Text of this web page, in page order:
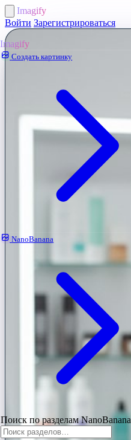
Imagify
Войти Зарегистрироваться
Imagify
Создать картинку
NanoBanana
Поиск по разделам NanoBanana